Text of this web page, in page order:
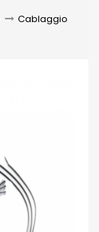
> Cablaggio